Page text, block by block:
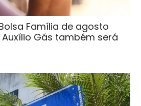
Família de agosto
Gás também será